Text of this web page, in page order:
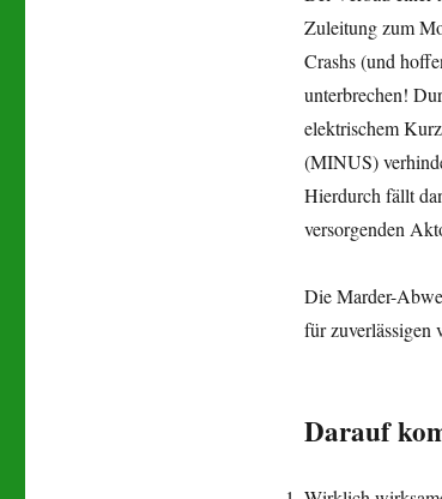
Zuleitung zum
Crashs (und
unterbrechen!
elektrischem
(MINUS)
Hierdurch fällt
versorgenden
Die Marder-
für zuverlässigen
Darauf